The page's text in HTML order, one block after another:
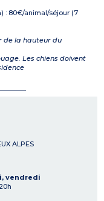
: 80€/animal/séjour (7
de la hauteur du
Les chiens doivent
ALPES
vendredi